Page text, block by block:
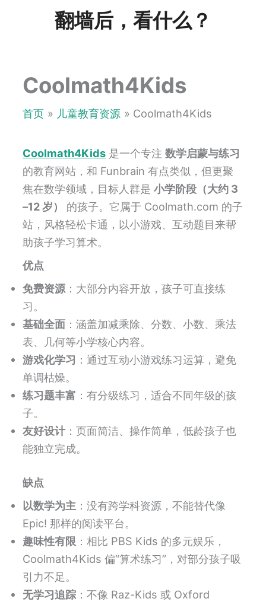
翻墙后，看什么？
Coolmath4Kids
首页 儿童教育资源 Coolmath4Kids
Coolmath4Kids 是一个专注数学启蒙与练习
的教育网站，和 Funbrain 有点类似，但更聚
焦在数学领域，目标人群是小学阶段（大约 3
–12 岁）
的孩子。它属于 Coolmath.com 的子
站，风格轻松卡通，以小游戏、互动题目来帮
助孩子学习算术。
优点
免费资源 ：大部分内容开放，孩子可直接练
习。
基础全面 ：涵盖加减乘除、分数、小数、乘法
表、几何等小学核心内容。
游戏化学习 ：通过互动小游戏练习运算，避免
单调枯燥。
练习题丰富 ：有分级练习，适合不同年级的孩
子。
友好设计：页面简洁、操作简单，低龄孩子也
能独立完成。
缺点
以数学为主 ：没有跨学科资源，不能替代像
Epic! 那样的阅读平台。
趣味性有限 ：相比 PBS Kids 的多元娱乐，
Coolmath4Kids 偏“算术练习”，对部分孩子吸
引力不足。
无学习追踪 ：不像 Raz-Kids 或 Oxford